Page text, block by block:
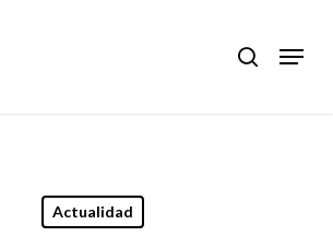
search
Menu
Actualidad
Close